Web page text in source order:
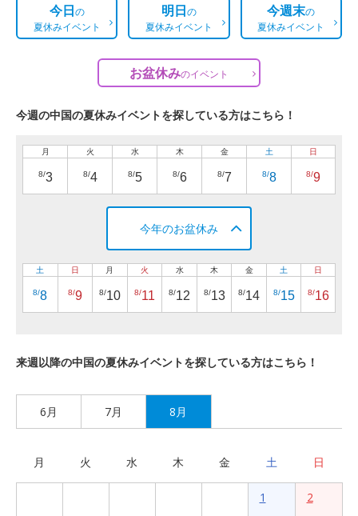
今日の
夏休みイベント
明日の
夏休みイベント
今週末の
夏休みイベント
お盆休みのイベント
今週の中国の夏休みイベントを探している方はこちら！
月
8/3
火
8/4
水
8/5
木
8/6
金
8/7
土
8/8
日
8/9
今年のお盆休み
土
8/8
日
8/9
月
8/10
火
8/11
水
8/12
木
8/13
金
8/14
土
8/15
日
8/16
来週以降の中国の夏休みイベントを探している方はこちら！
6月 7月 8月
月 火 水 木 金 土 日
1 2